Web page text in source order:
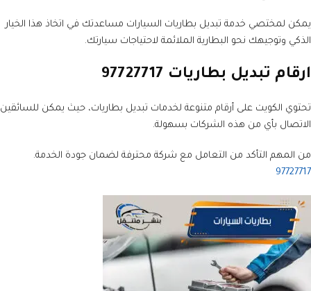
يمكن لمختصي خدمة تبديل بطاريات السيارات مساعدتك في اتخاذ هذا الخيار
الذكي وتوجيهك نحو البطارية الملائمة لاحتياجات سيارتك.
ارقام تبديل بطاريات 97727717
تحتوي الكويت على أرقام متنوعة لخدمات تبديل بطاريات، حيث يمكن للسائقين
الاتصال بأي من هذه الشركات بسهولة.
من المهم التأكد من التعامل مع شركة محترفة لضمان جودة الخدمة.
97727717